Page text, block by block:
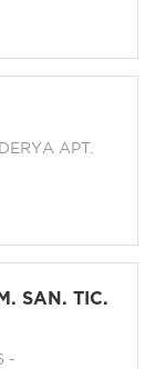
APT.
SAN. TIC.
-